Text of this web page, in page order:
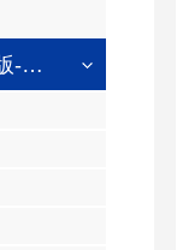
世界杯官方网页版-世界杯（中国）